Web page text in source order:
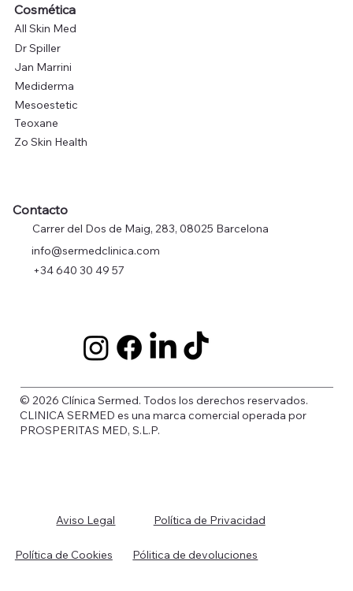
Cosmética
All Skin Med
Dr Spiller
Jan Marrini
Mediderma
Mesoestetic
Teoxane
Zo Skin Health
Contacto
Carrer del Dos de Maig, 283, 08025 Barcelona
info@sermedclinica.com
+34 640 30 49 57
© 2026 Clínica Sermed. Todos los derechos reservados.
CLINICA SERMED es una marca comercial operada por
PROSPERITAS MED, S.L.P.
Aviso Legal Política de Privacidad
Política de Cookies Pólitica de devoluciones